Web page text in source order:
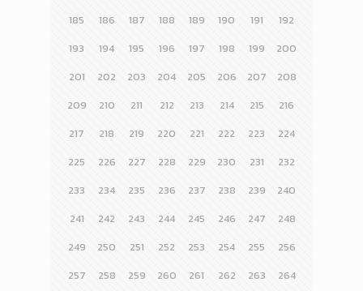
185
186 187 188 189 190 191
192
193
194 195 196 197 198 199
200
201
202 203 204 205 206 207
208
209
210 211 212 213 214 215
216
217
218 219 220 221 222 223
224
225
226 227 228 229 230 231
232
233
234 235 236 237 238 239
240
241
242 243 244 245 246 247
248
249
250 251 252 253 254 255
256
257
258 259 260 261 262 263
264